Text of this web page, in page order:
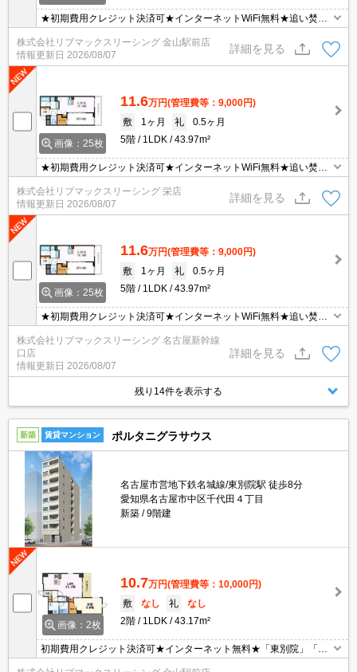
★初期費用クレジット決済可★インターネットWiFi無料★追い焚き
機能など設備充実♪コンビニやドラックストアが近くにあって便利な
立地です！ オンライン内見・WEB契約等、ご来店なしでご契約可能
です！
株式会社リブマックスリーシング 金山駅前店
情報更新日 2026/08/07
詳細を見る
画像：25枚
11.6万円(管理費等：9,000円)
敷
1ヶ月 礼
0.5ヶ月
5階
1LDK 43.97m²
★初期費用クレジット決済可★インターネットWiFi無料★追い焚き
機能など設備充実♪コンビニやドラックストアが近くにあって便利な
立地です！ オンライン内見・WEB契約等、ご来店なしでご契約可能
です！
株式会社リブマックスリーシング 栄店
情報更新日 2026/08/07
詳細を見る
画像：25枚
11.6万円(管理費等：9,000円)
敷
1ヶ月 礼
0.5ヶ月
5階
1LDK 43.97m²
★初期費用クレジット決済可★インターネットWiFi無料★追い焚き
機能など設備充実♪コンビニやドラックストアが近くにあって便利な
立地です！ オンライン内見・WEB契約等、ご来店なしでご契約可能
株式会社リブマックスリーシング 名古屋新幹線
口店
情報更新日 2026/08/07
詳細を見る
残り14件を表示する
新築 賃貸マンション ポルタニグラサウス
名古屋市営地下鉄名城線/東別院駅 徒歩8分
愛知県名古屋市中区千代田４丁目
新築
9階建
画像：2枚
10.7万円(管理費等：10,000円)
敷
なし 礼
なし
2階
1LDK 43.17m²
初期費用クレジット決済可★インターネット無料★「東別院」「鶴
舞」「金山」駅徒歩圏内☆